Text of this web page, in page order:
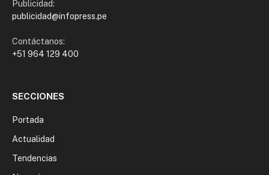
Publicidad:
publicidad@infopress.pe
Contáctanos:
+51 964 129 400
SECCIONES
Portada
Actualidad
Tendencias